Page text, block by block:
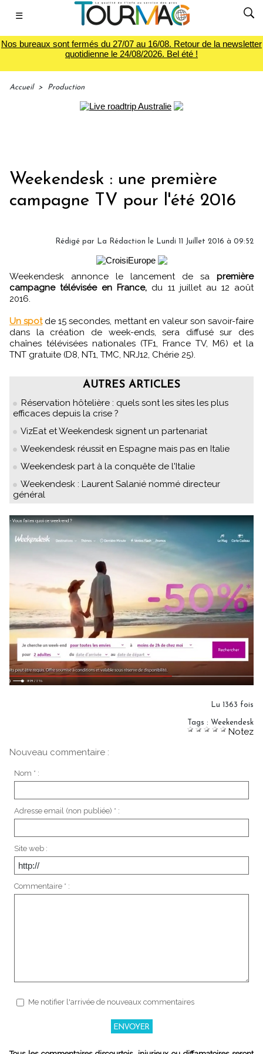
☰
Nos bureaux sont fermés du 27/07 au 16/08. Retour de la newsletter
quotidienne le 24/08/2026. Bel été !
Accueil > Production
Weekendesk : une première
campagne TV pour l'été 2016
Rédigé par La Rédaction le Lundi 11 Juillet 2016 à 09:52
Weekendesk annonce le lancement de sa première
campagne télévisée en France, du 11 juillet au 12 août
2016.
Un spotde 15 secondes, mettant en valeur son savoir-faire
dans la création de week-ends, sera diffusé sur des
chaînes télévisées nationales (TF1, France TV, M6) et la
TNT gratuite (D8, NT1, TMC, NRJ12, Chérie 25).
AUTRES ARTICLES
Réservation hôtelière : quels sont les sites les plus
efficaces depuis la crise ?
VizEat et Weekendesk signent un partenariat
Weekendesk réussit en Espagne mais pas en Italie
Weekendesk part à la conquête de l'Italie
Weekendesk : Laurent Salanié nommé directeur
général
Lu 1363 fois
Tags : Weekendesk
Notez
Nouveau commentaire :
Nom * :
Adresse email (non publiée) * :
Site web :
Commentaire * :
Me notifier l'arrivée de nouveaux commentaires